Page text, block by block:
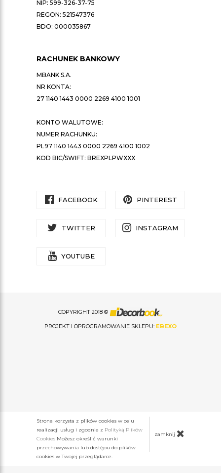
NIP: 599-326-37-75
REGON: 521547376
BDO: 000035867
RACHUNEK BANKOWY
MBANK S.A.
NR KONTA:
27 1140 1443 0000 2269 4100 1001
KONTO WALUTOWE:
NUMER RACHUNKU:
PL97 1140 1443 0000 2269 4100 1002
KOD BIC/SWIFT: BREXPLPWXXX
FACEBOOK PINTEREST
TWITTER INSTAGRAM
YOUTUBE
COPYRIGHT 2018 ©
PROJEKT I OPROGRAMOWANIE SKLEPU: EBEXO
Strona korzysta z plików cookies w celu
realizacji usług i zgodnie z Polityką Plików
Cookies Możesz określić warunki
przechowywania lub dostępu do plików
cookies w Twojej przeglądarce.
zamknij